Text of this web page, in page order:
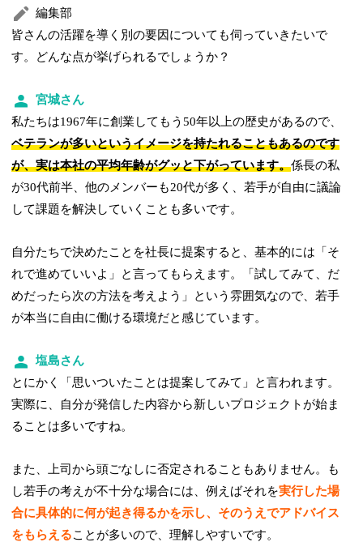
編集部
皆さんの活躍を導く別の要因についても伺っていきたいで
す。どんな点が挙げられるでしょうか？
宮城さん
私たちは1967年に創業してもう50年以上の歴史があるので、
ベテランが多いというイメージを持たれることもあるのです
が、実は本社の平均年齢がグッと下がっています。係長の私
が30代前半、他のメンバーも20代が多く、若手が自由に議論
して課題を解決していくことも多いです。
自分たちで決めたことを社長に提案すると、基本的には「そ
れで進めていいよ」と言ってもらえます。「試してみて、だ
めだったら次の方法を考えよう」という雰囲気なので、若手
が本当に自由に働ける環境だと感じています。
塩島さん
とにかく「思いついたことは提案してみて」と言われます。
実際に、自分が発信した内容から新しいプロジェクトが始ま
ることは多いですね。
また、上司から頭ごなしに否定されることもありません。も
し若手の考えが不十分な場合には、例えばそれを実行した場
合に具体的に何が起き得るかを示し、そのうえでアドバイス
をもらえることが多いので、理解しやすいです。